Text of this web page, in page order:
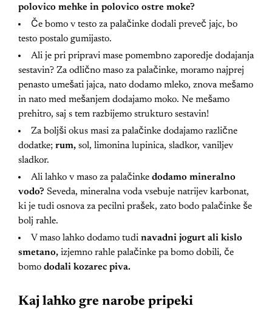
polovico mehke in polovico ostre moke?
Če bomo v testo za palačinke dodali preveč jajc, bo
testo postalo gumijasto.
Ali je pri pripravi mase pomembno zaporedje dodajanja
sestavin? Za odlično maso za palačinke, moramo najprej
penasto umešati jajca, nato dodamo mleko, znova mešamo
in nato med mešanjem dodajamo moko. Ne mešamo
prehitro, saj s tem razbijemo strukturo sestavin!
Za boljši okus masi za palačinke dodajamo različne
dodatke; rum, sol, limonina lupinica, sladkor, vaniljev
sladkor.
Ali lahko v maso za palačinke dodamo mineralno
vodo? Seveda, mineralna voda vsebuje natrijev karbonat,
ki je tudi osnova za pecilni prašek, zato bodo palačinke še
bolj rahle.
V maso lahko dodamo tudi navadni jogurt ali kislo
smetano, izjemno rahle palačinke pa bomo dobili, če
bomo dodali kozarec piva.
Kaj lahko gre narobe pripeki